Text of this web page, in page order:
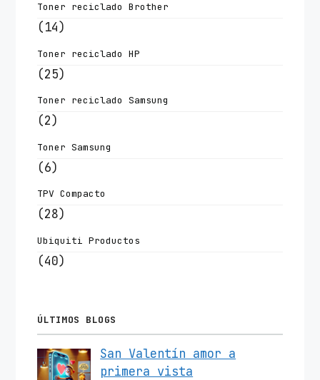
Toner reciclado Brother
(14)
Toner reciclado HP
(25)
Toner reciclado Samsung
(2)
Toner Samsung
(6)
TPV Compacto
(28)
Ubiquiti Productos
(40)
ÚLTIMOS BLOGS
San Valentín amor a
primera vista